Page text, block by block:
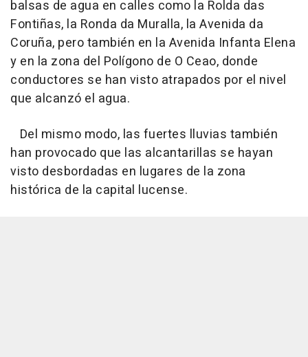
balsas de agua en calles como la Rolda das
Fontiñas, la Ronda da Muralla, la Avenida da
Coruña, pero también en la Avenida Infanta Elena
y en la zona del Polígono de O Ceao, donde
conductores se han visto atrapados por el nivel
que alcanzó el agua.
Del mismo modo, las fuertes lluvias también
han provocado que las alcantarillas se hayan
visto desbordadas en lugares de la zona
histórica de la capital lucense.